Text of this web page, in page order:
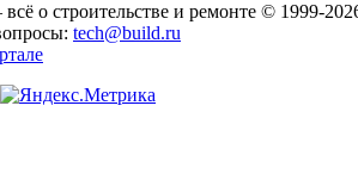
о строительстве и ремонте © 1999-
tech@build.ru